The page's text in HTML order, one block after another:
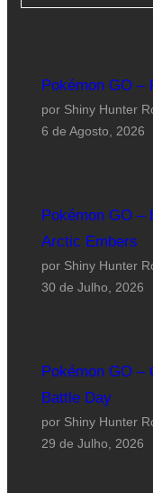
Pokémon GO –
por Shiny Hunter
6 de Agosto, 2026
Pokémon GO –
Arctic Embers
por Shiny Hunter
30 de Julho, 2026
Pokémon GO –
Battle Day
por Shiny Hunter
29 de Julho, 2026